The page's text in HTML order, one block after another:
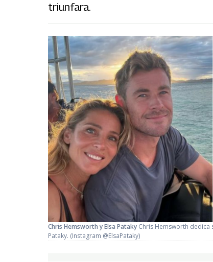
triunfara.
Chris Hemsworth y Elsa Pataky Chris Hemsworth dedica
Pataky. (Instagram @ElsaPataky)